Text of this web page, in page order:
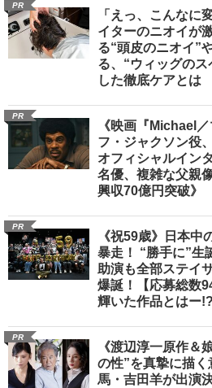
PR
「えっ、こんなに
イターのニオイが
る“頭皮のニオイ”
る、“ウィッグの
した徹底ケアとは
PR
《映画『Michael
フ・ジャクソン役
オフィシャルイン
名優、複雑な父親
興収70億円突破》
PR
《祝59歳》日本中
暴走！ “勝手に”生
助演も全部ステイ
爆誕！【応募総数
輝いた作品とはー!?
PR
《渡辺淳一原作＆
の性”を真摯に描
馬・吉田羊が出演